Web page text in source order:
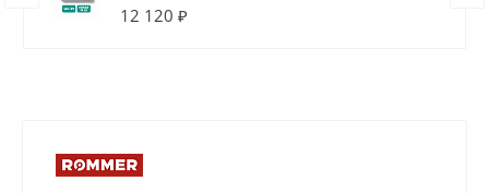
12 120 ₽